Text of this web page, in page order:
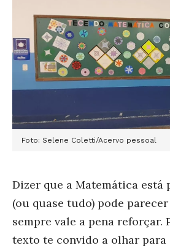
Foto: Selene Coletti/Acervo pessoal
Dizer que a Matemática está
(ou quase tudo) pode
sempre vale a pena reforçar.
texto te convido a olhar para